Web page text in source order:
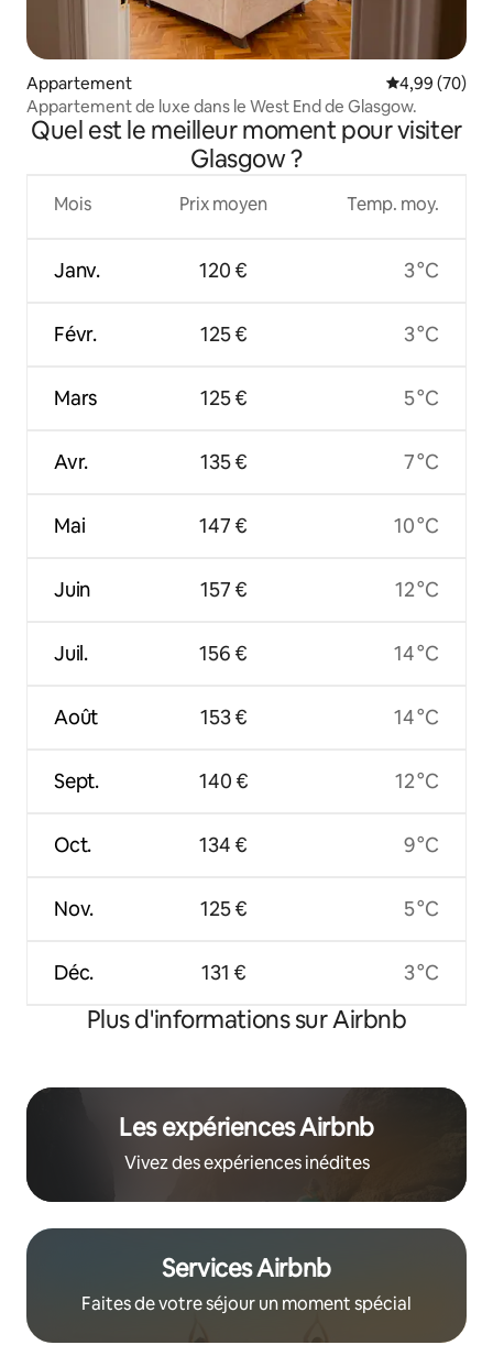
Appartement Évaluation
4,99 (70)
Appartement de luxe dans le West End de Glasgow.
Quel est le meilleur moment pour visiter
Glasgow ?
Mois
Janv.
Févr.
Mars
Avr.
Mai
Juin
Juil.
Août
Sept.
Oct.
Nov.
Déc.
Prix moyen
120 €
125 €
125 €
135 €
147 €
157 €
156 €
153 €
140 €
134 €
125 €
131 €
Temp. moy.
3 °C
3 °C
5 °C
7 °C
10 °C
12 °C
14 °C
14 °C
12 °C
9 °C
5 °C
3 °C
Plus d'informations sur Airbnb
Les expériences Airbnb
Vivez des expériences inédites
Services Airbnb
Faites de votre séjour un moment spécial